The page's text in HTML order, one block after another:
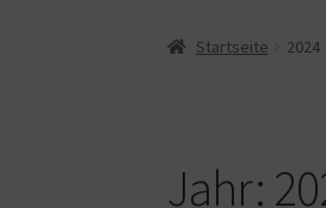
Start Cookie-
Startseite 2024
Jahr: